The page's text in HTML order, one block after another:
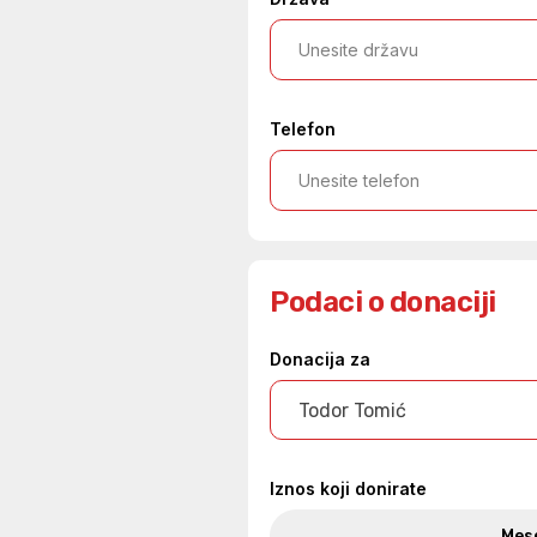
Telefon
Podaci o donaciji
Donacija za
Todor Tomić
Iznos koji donirate